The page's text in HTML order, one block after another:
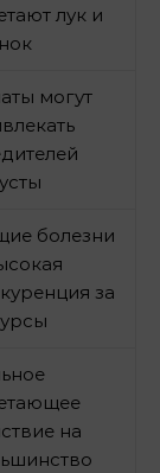
лук и
могут
болезни
за
на